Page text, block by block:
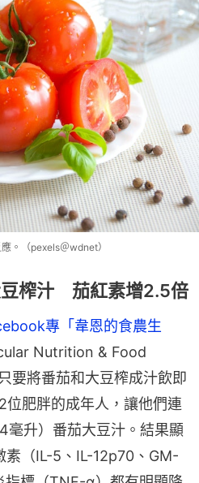
。（pexels＠wdnet）
榨汁 茄紅素增2.5倍
專「韋恩的食農生
Nutrition & Food
要將番茄和大豆榨成汁飲即
位肥胖的成年人，讓他們連
升）番茄大豆汁。結果顯
素（IL-5、IL-12p70、GM-